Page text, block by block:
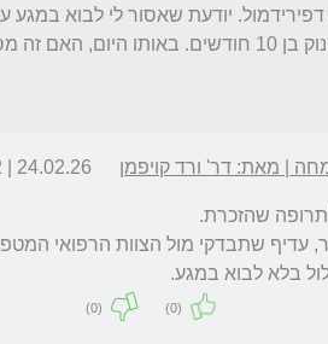
מסכן אותו?
| מאת: דר' ורד קויפמן 24.02.26 | 17:42
בלא לבוא במגע.
(0)
(0)